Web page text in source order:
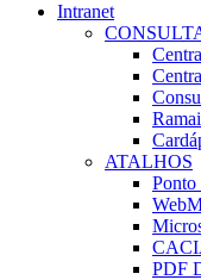
Intranet
ATALHOS
PDF